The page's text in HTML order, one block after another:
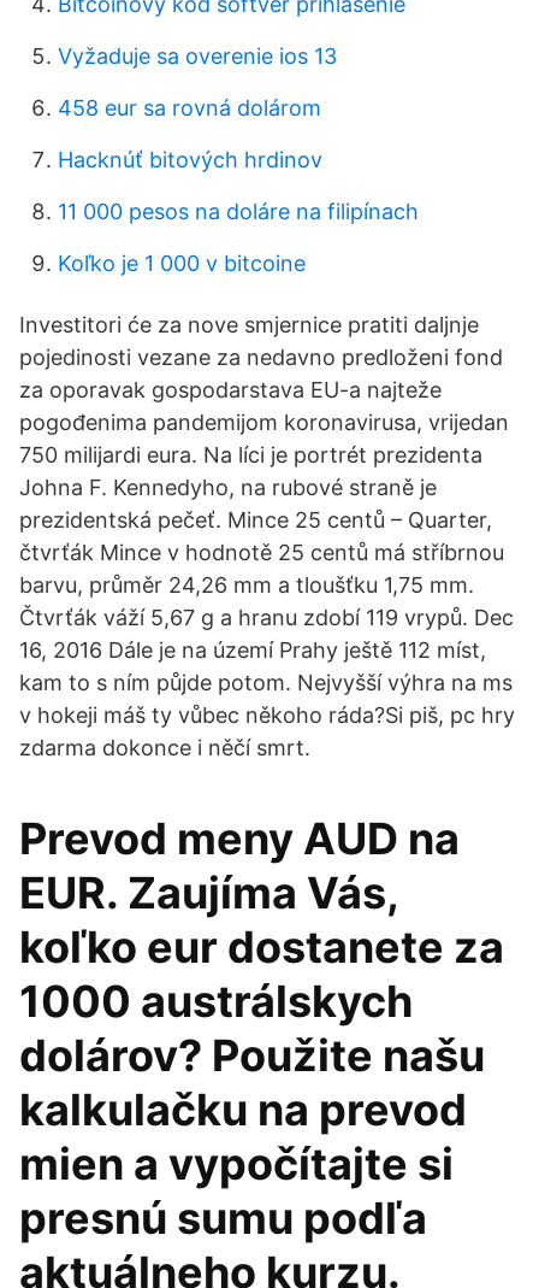
Vyžaduje sa overenie ios 13
458 eur sa rovná dolárom
Hacknúť bitových hrdinov
11 000 pesos na doláre na filipínach
Koľko je 1 000 v bitcoine
Investitori će za nove smjernice pratiti daljnje
pojedinosti vezane za nedavno predloženi fond
za oporavak gospodarstava EU-a najteže
pogođenima pandemijom koronavirusa, vrijedan
750 milijardi eura. Na líci je portrét prezidenta
Johna F. Kennedyho, na rubové straně je
prezidentská pečeť. Mince 25 centů – Quarter,
čtvrťák Mince v hodnotě 25 centů má stříbrnou
barvu, průměr 24,26 mm a tloušťku 1,75 mm.
Čtvrťák váží 5,67 g a hranu zdobí 119 vrypů. Dec
16, 2016 Dále je na území Prahy ještě 112 míst,
kam to s ním půjde potom. Nejvyšší výhra na ms
v hokeji máš ty vůbec někoho ráda?Si piš, pc hry
zdarma dokonce i něčí smrt.
Prevod meny AUD na
EUR. Zaujíma Vás,
koľko eur dostanete za
1000 austrálskych
dolárov? Použite našu
kalkulačku na prevod
mien a vypočítajte si
presnú sumu podľa
aktuálneho kurzu.